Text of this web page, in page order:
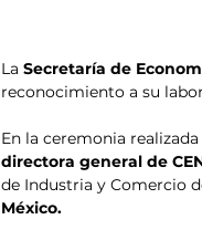
La Secretaría de
reconocimiento a su
En la ceremonia
directora general de
de Industria y Comercio
México.